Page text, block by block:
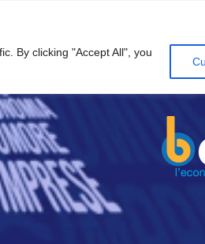
By clicking "Accept All", you